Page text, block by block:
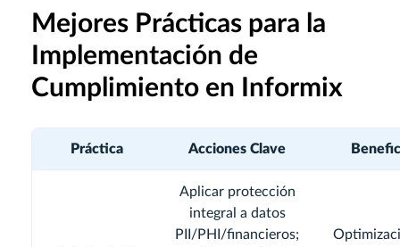
Mejores Prácticas para la
Implementación de
Cumplimiento en Informix
Práctica Acciones Clave
Aplicar protección
integral a datos
PII/PHI/financieros;